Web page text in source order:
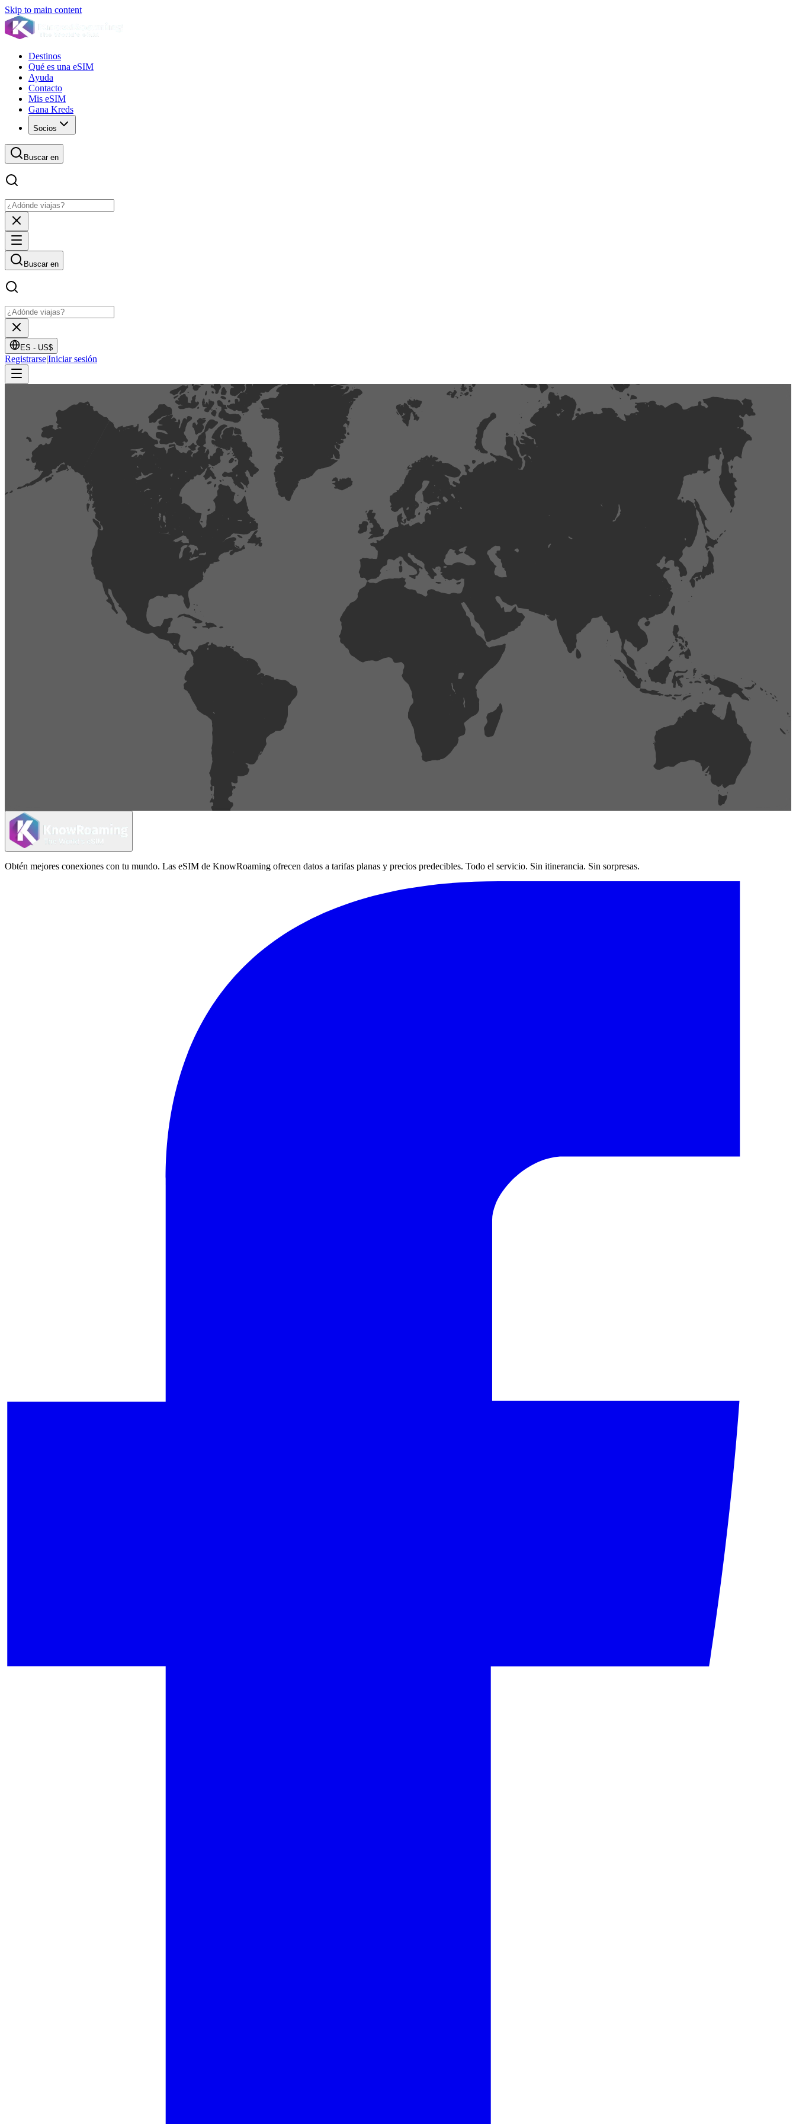
Skip to main content
Destinos
Qué es una eSIM
Ayuda
Contacto
Mis eSIM
Gana Kreds
Socios
Buscar en
Buscar en
ES - US$
Registrarse|Iniciar sesión
Página no encontrada,
La página que buscas no existe o se ha cambiado de lugar.
Comprueba la URL e inténtalo de nuevo.
Obtén mejores conexiones con tu mundo. Las eSIM de KnowRoaming ofrecen datos a tarifas planas y precios predecibles. Todo el servicio. Sin itinerancia. Sin sorpresas.